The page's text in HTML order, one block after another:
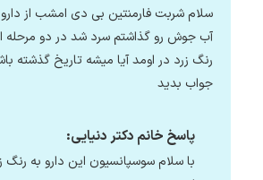
سلام شربت فارمنتین بی دی امشب از دارو
آب جوش رو گذاشتم سرد شد در دو مرحله
رنگ زرد در اومد آیا میشه تاریخ گذشته
جواب بدید
پاسخ خانم دکتر دنیایی:
با سلام سوسپانسیون این دارو به رنگ